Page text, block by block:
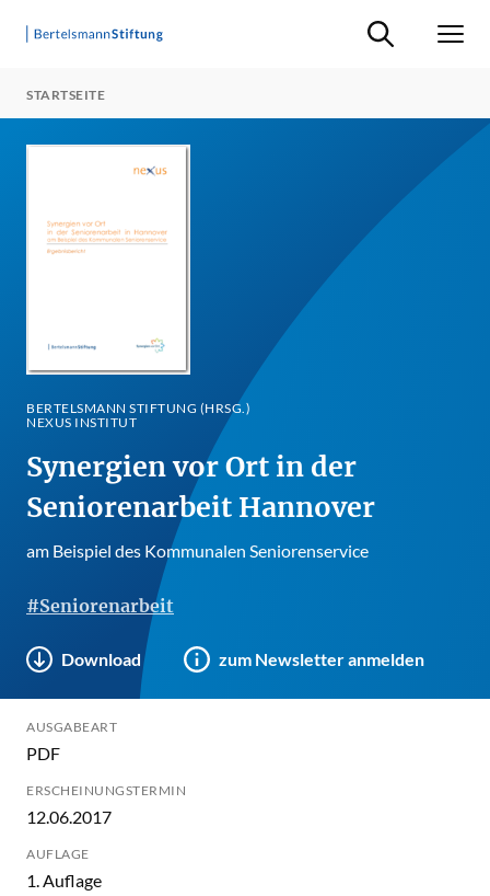
Suche ein-/
STARTSEITE
BERTELSMANN STIFTUNG (HRSG.)
NEXUS INSTITUT
Synergien vor Ort in der
Seniorenarbeit Hannover
am Beispiel des Kommunalen Seniorenservice
#Seniorenarbeit
Download zum Newsletter anmelden
AUSGABEART
PDF
ERSCHEINUNGSTERMIN
12.06.2017
AUFLAGE
1. Auflage